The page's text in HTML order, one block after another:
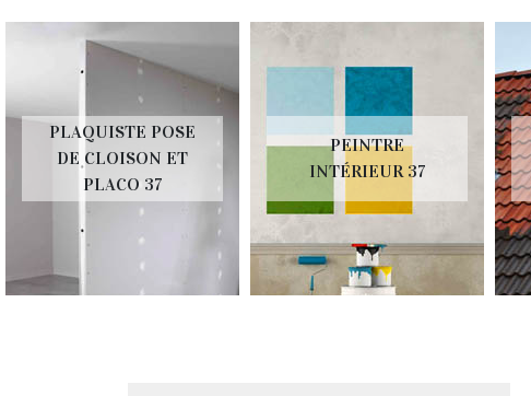
PLAQUISTE POSE
DE CLOISON ET
PLACO 37
PEINTRE
INTÉRIEUR 37